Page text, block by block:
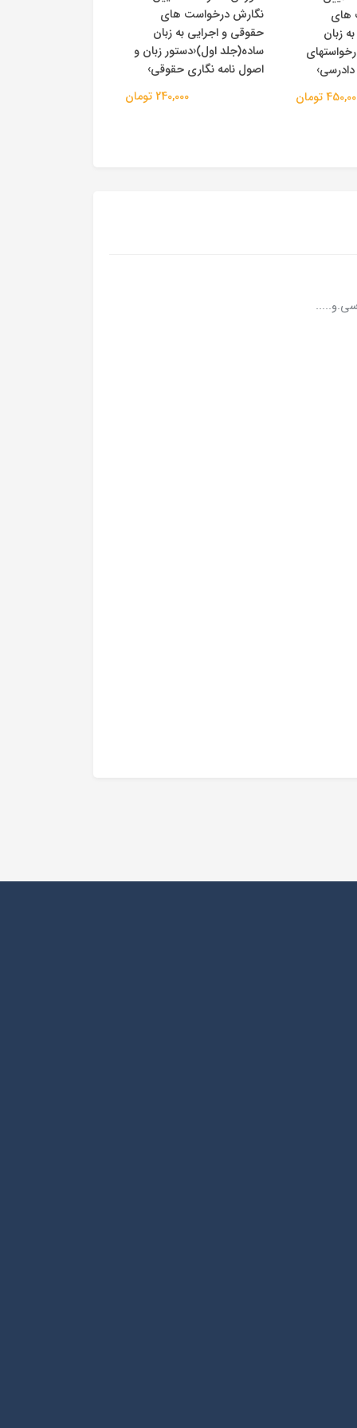
های
زبان
تومان
نگارش درخواست های
حقوقی و اجرایی به زبان
ساده(جلد اول)‹دستور زبان و
اصول نامه نگاری حقوقی›
240,000 تومان